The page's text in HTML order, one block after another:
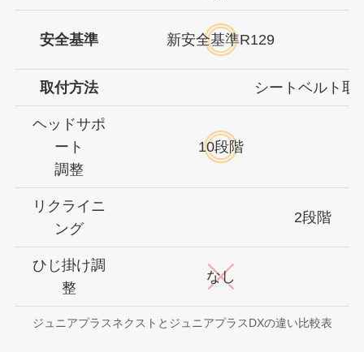
安全基準 新安全基準R129
取付方法 シートベルト取
ヘッドサポ
ート
調整
10段階
リクライニ
ング
2段階
ひじ掛け調
整
なし
ジュニアプラスネクストとジュニアプラスDXの違い比較表